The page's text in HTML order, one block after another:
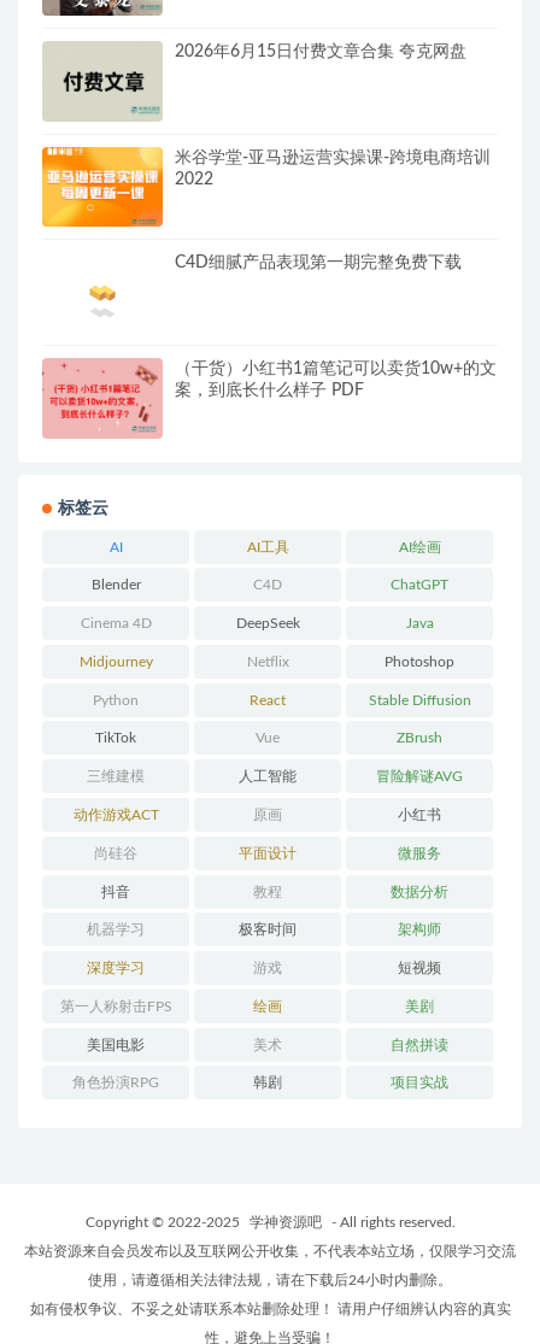
2026年6月15日付费文章合集 夸克网盘
米谷学堂-亚马逊运营实操课-跨境电商培训
2022
C4D细腻产品表现第一期完整免费下载
（干货）小红书1篇笔记可以卖货10w+的文
案，到底长什么样子 PDF
标签云
AI AI工具 AI绘画
Blender C4D ChatGPT
Cinema 4D DeepSeek Java
Midjourney Netflix Photoshop
Python React Stable Diffusion
TikTok Vue ZBrush
三维建模 人工智能 冒险解谜AVG
动作游戏ACT 原画 小红书
尚硅谷 平面设计 微服务
抖音 教程 数据分析
机器学习 极客时间 架构师
深度学习 游戏 短视频
第一人称射击FPS 绘画 美剧
美国电影 美术 自然拼读
角色扮演RPG 韩剧 项目实战
Copyright © 2022-2025 学神资源吧
- All rights reserved.
本站资源来自会员发布以及互联网公开收集，不代表本站立场，仅限学习交流
使用，请遵循相关法律法规，请在下载后24小时内删除。
如有侵权争议、不妥之处请联系本站删除处理！ 请用户仔细辨认内容的真实
性，避免上当受骗！